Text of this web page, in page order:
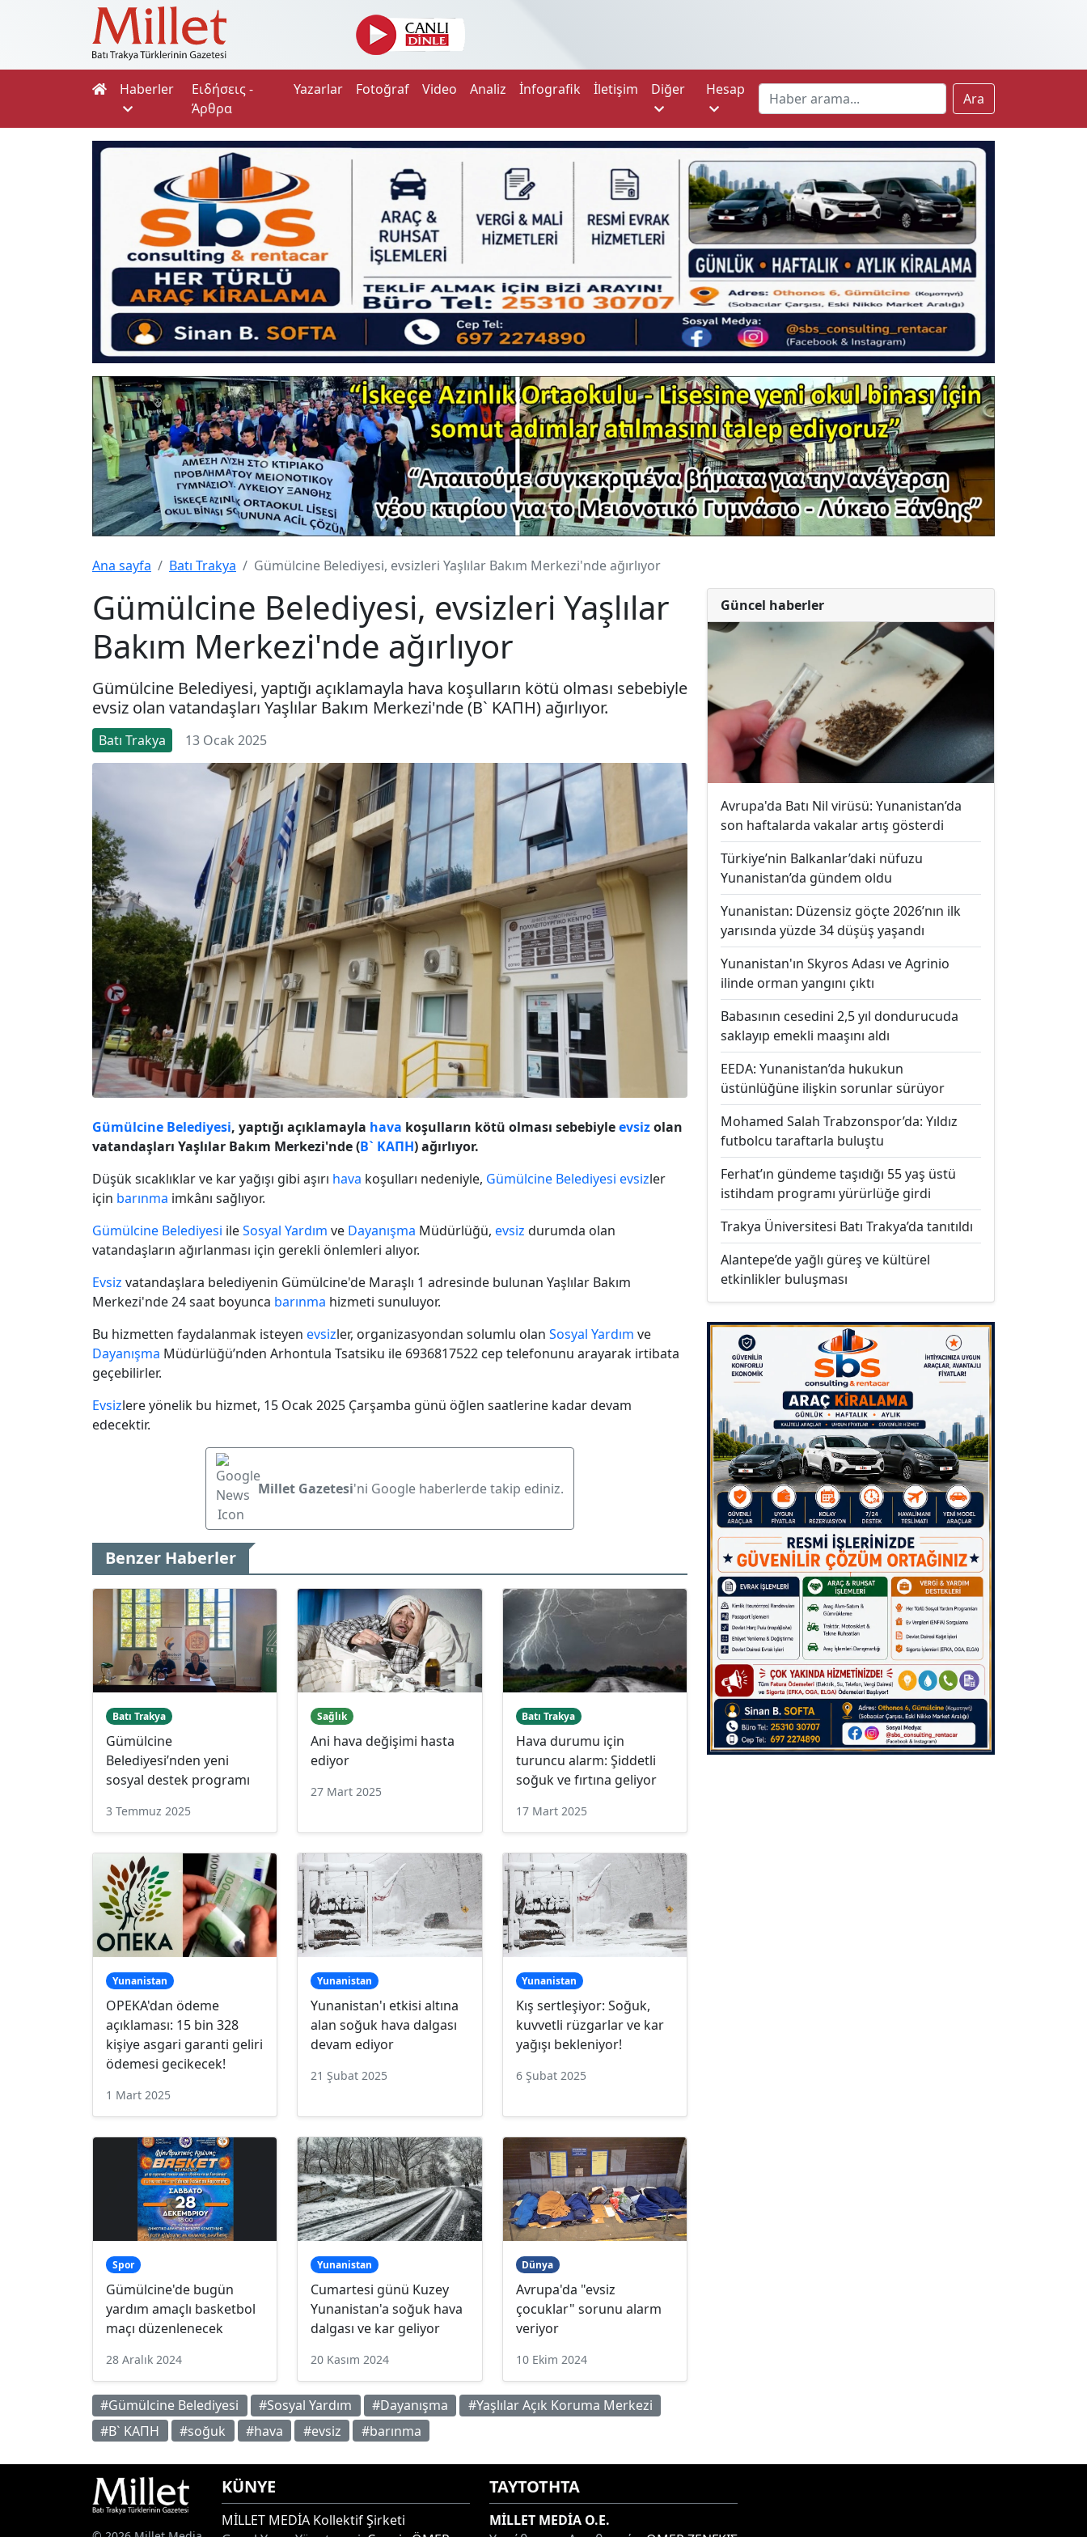
Haberler
Ειδήσεις -
Άρθρα
Yazarlar Fotoğraf Video Analiz İnfografik İletişim Diğer Hesap
Ara
Ana sayfa Batı Trakya Gümülcine Belediyesi, evsizleri Yaşlılar Bakım Merkezi'nde ağırlıyor
Gümülcine Belediyesi, evsizleri Yaşlılar
Bakım Merkezi'nde ağırlıyor
Gümülcine Belediyesi, yaptığı açıklamayla hava koşulların kötü olması sebebiyle
evsiz olan vatandaşları Yaşlılar Bakım Merkezi'nde (B` KAΠΗ) ağırlıyor.
Batı Trakya 13 Ocak 2025
Gümülcine Belediyesi, yaptığı açıklamayla hava koşulların kötü olması sebebiyleevsizolan
vatandaşları Yaşlılar Bakım Merkezi'nde (B` KAΠΗ) ağırlıyor.
Düşük sıcaklıklar ve kar yağışı gibi aşırı hava koşulları nedeniyle, Gümülcine Belediyesi evsizler
için barınma imkânı sağlıyor.
Gümülcine Belediyesi ileSosyal Yardım ve Dayanışma Müdürlüğü, evsiz durumda olan
vatandaşların ağırlanması için gerekli önlemleri alıyor.
Evsiz vatandaşlara belediyenin Gümülcine'de Maraşlı 1 adresinde bulunan Yaşlılar Bakım
Merkezi'nde 24 saat boyunca barınma hizmeti sunuluyor.
Bu hizmetten faydalanmak isteyen evsizler, organizasyondan solumlu olan Sosyal Yardım ve
Dayanışma Müdürlüğü’nden Arhontula Tsatsiku ile 6936817522 cep telefonunu arayarak irtibata
geçebilirler.
Evsizlere yönelik bu hizmet, 15 Ocak 2025 Çarşamba günü öğlen saatlerine kadar devam
edecektir.
Millet Gazetesi'ni Google haberlerde takip ediniz.
Benzer Haberler
Batı Trakya
Gümülcine
Belediyesi’nden yeni
sosyal destek programı
3 Temmuz 2025
Sağlık
Ani hava değişimi hasta
ediyor
27 Mart 2025
Batı Trakya
Hava durumu için
turuncu alarm: Şiddetli
soğuk ve fırtına geliyor
17 Mart 2025
Yunanistan
OPEKA'dan ödeme
açıklaması: 15 bin 328
kişiye asgari garanti geliri
ödemesi gecikecek!
1 Mart 2025
Yunanistan
Yunanistan'ı etkisi altına
alan soğuk hava dalgası
devam ediyor
21 Şubat 2025
Yunanistan
Kış sertleşiyor: Soğuk,
kuvvetli rüzgarlar ve kar
yağışı bekleniyor!
6 Şubat 2025
Spor
Gümülcine'de bugün
yardım amaçlı basketbol
maçı düzenlenecek
28 Aralık 2024
Yunanistan
Cumartesi günü Kuzey
Yunanistan'a soğuk hava
dalgası ve kar geliyor
20 Kasım 2024
Dünya
Avrupa'da "evsiz
çocuklar" sorunu alarm
veriyor
10 Ekim 2024
#Gümülcine Belediyesi #Sosyal Yardım #Dayanışma
#Yaşlılar Açık Koruma Merkezi
#B` KAΠΗ
#soğuk #hava #evsiz #barınma
Güncel haberler
Avrupa'da Batı Nil virüsü: Yunanistan’da
son haftalarda vakalar artış gösterdi
Türkiye’nin Balkanlar’daki nüfuzu
Yunanistan’da gündem oldu
Yunanistan: Düzensiz göçte 2026’nın ilk
yarısında yüzde 34 düşüş yaşandı
Yunanistan'ın Skyros Adası ve Agrinio
ilinde orman yangını çıktı
Babasının cesedini 2,5 yıl dondurucuda
saklayıp emekli maaşını aldı
EEDA: Yunanistan’da hukukun
üstünlüğüne ilişkin sorunlar sürüyor
Mohamed Salah Trabzonspor’da: Yıldız
futbolcu taraftarla buluştu
Ferhat’ın gündeme taşıdığı 55 yaş üstü
istihdam programı yürürlüğe girdi
Trakya Üniversitesi Batı Trakya’da tanıtıldı
Alantepe’de yağlı güreş ve kültürel
etkinlikler buluşması
KÜNYE
MİLLET MEDİA Kollektif Şirketi
ΤΑΥΤΟΤΗΤΑ
MİLLET MEDİA O.E.